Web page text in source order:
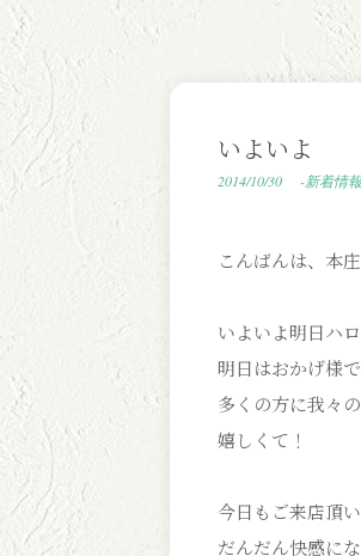
いよいよ
2014/10/30 -新着情
こんばんは、本庄
いよいよ明日ハ
明日はおかげ様
多くの方に我々
嬉しくて！
今日もご来店頂
だんだん快感に